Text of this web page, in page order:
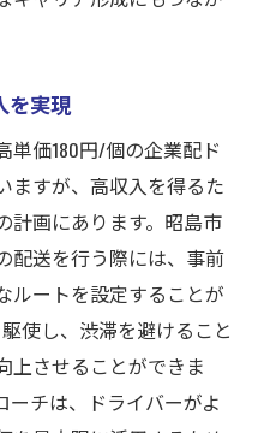
ャリアの第一歩
の成長ストーリー
るためのヒント
ての将来性
する理由
配送府中市の企業配
点を最大限利用する
キャリアの道
を実現
単価180円/個の企業配ド
ますが、高収入を得るた
計画にあります。昭島市
配送を行う際には、事前
ルートを設定することが
使し、渋滞を避けること
上させることができま
ーチは、ドライバーがよ